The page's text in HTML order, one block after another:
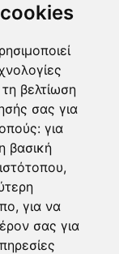
cookies
βελτίωση
σας για
για
βασική
,
, για να
σας για
βλέμμα